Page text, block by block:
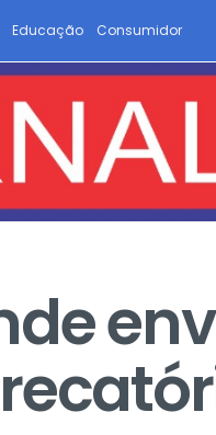
Educação Consumidor